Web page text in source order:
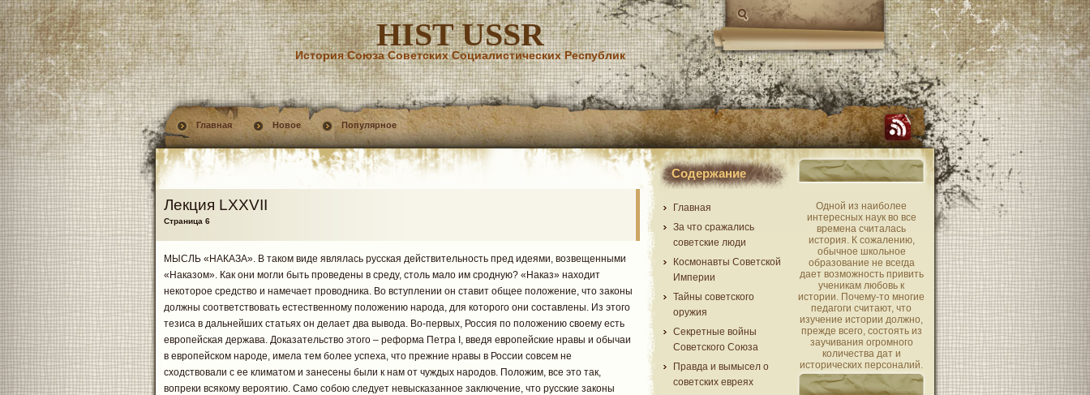
HIST USSR
История Союза Советских Социалистических Республик
Главная Новое Популярное
Лекция LXXVII
Страница 6
МЫСЛЬ «НАКАЗА». В таком виде являлась русская действительность пред идеями, возвещенными
«Наказом». Как они могли быть проведены в среду, столь мало им сродную? «Наказ» находит
некоторое средство и намечает проводника. Во вступлении он ставит общее положение, что законы
должны соответствовать естественному положению народа, для которого они составлены. Из этого
тезиса в дальнейших статьях он делает два вывода. Во-первых, Россия по положению своему есть
европейская держава. Доказательство этого – реформа Петра I, введя европейские нравы и обычаи
в европейском народе, имела тем более успеха, что прежние нравы в России совсем не
сходствовали с ее климатом и занесены были к нам от чуждых народов. Положим, все это так,
вопреки всякому вероятию. Само собою следует невысказанное заключение, что русские законы
Содержание
Главная
За что сражались
советские люди
Космонавты Советской
Империи
Тайны советского
оружия
Секретные войны
Советского Союза
Правда и вымысел о
советских евреях
Одной из наиболее
интересных наук во все
времена считалась
история. К сожалению,
обычное школьное
образование не всегда
дает возможность привить
ученикам любовь к
истории. Почему-то многие
педагоги считают, что
изучение истории должно,
прежде всего, состоять из
заучивания огромного
количества дат и
исторических персоналий.